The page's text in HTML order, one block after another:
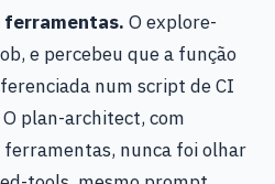
O explore-
e percebeu que a função
num script de CI
plan-architect, com
nunca foi olhar